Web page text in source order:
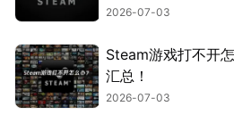
2026-07-03
Steam游戏打不开
汇总！
2026-07-03